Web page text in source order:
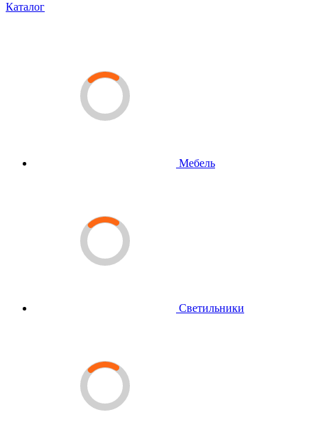
Каталог
Мебель
Светильники